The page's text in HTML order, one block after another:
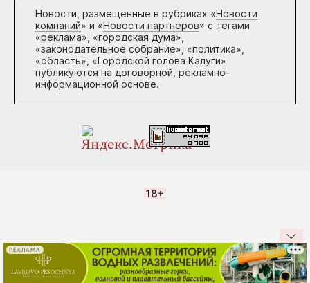
Новости, размещенные в рубриках «Новости
компаний» и «Новости партнеров» с тегами
«реклама», «городская дума»,
«законодательное собрание», «политика»,
«область», «Городской голова Калуги»
публикуются на договорной, рекламно-
информационной основе.
18+
РЕКЛАМА